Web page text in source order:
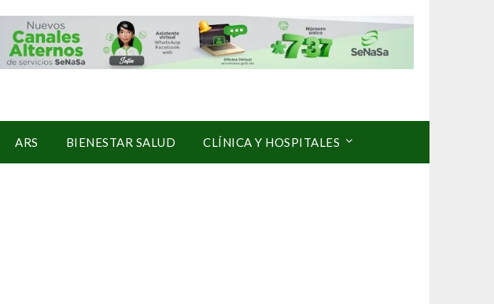
ARS BIENESTAR SALUD CLÍNICA Y HOSPITALES